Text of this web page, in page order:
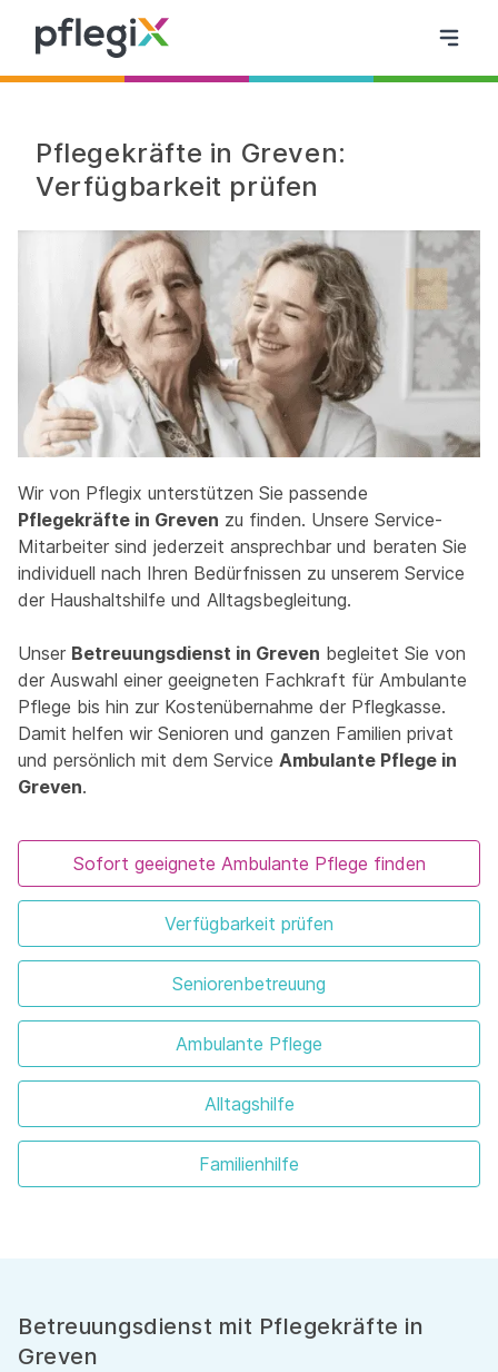
Pflegekräfte in Greven:
Verfügbarkeit prüfen
Wir von Pflegix unterstützen Sie passende
Pflegekräfte in Greven zu finden. Unsere Service-
Mitarbeiter sind jederzeit ansprechbar und beraten Sie
individuell nach Ihren Bedürfnissen zu unserem Service
der Haushaltshilfe und Alltagsbegleitung.
Unser Betreuungsdienst in Greven begleitet Sie von
der Auswahl einer geeigneten Fachkraft für Ambulante
Pflege bis hin zur Kostenübernahme der Pflegkasse.
Damit helfen wir Senioren und ganzen Familien privat
und persönlich mit dem Service Ambulante Pflege in
Greven.
Sofort geeignete Ambulante Pflege finden
Verfügbarkeit prüfen
Seniorenbetreuung
Ambulante Pflege
Alltagshilfe
Familienhilfe
Betreuungsdienst mit Pflegekräfte in
Greven